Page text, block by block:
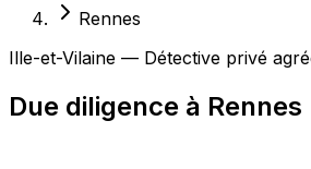
Rennes
Ille-et-Vilaine — Détective privé
Due diligence à Rennes